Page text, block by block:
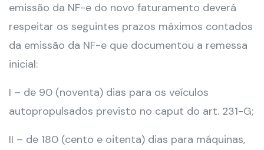
emissão da NF-e do novo faturamento deverá
respeitar os seguintes prazos máximos contados
da emissão da NF-e que documentou a remessa
inicial:
I – de 90 (noventa) dias para os veículos
autopropulsados previsto no caput do art. 231-G;
II – de 180 (cento e oitenta) dias para máquinas,